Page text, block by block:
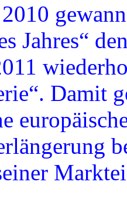
Jahres“
Damit